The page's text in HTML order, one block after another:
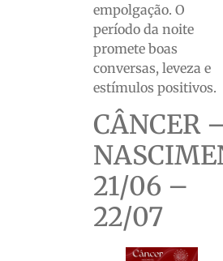
empolgação. O
período da noite
promete boas
conversas, leveza e
estímulos positivos.
CÂNCER
21/06 –
22/07